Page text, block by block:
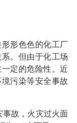
形色色的化工厂
。但由于化工场
定的危险性。近
污染等安全事故
事故，火灾过火面